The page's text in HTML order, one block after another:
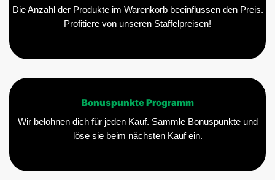
Die Anzahl der Produkte im Warenkorb beeinflussen den Preis.
Profitiere von unseren Staffelpreisen!
Bonuspunkte Programm
Wir belohnen dich für jeden Kauf. Sammle Bonuspunkte und
löse sie beim nächsten Kauf ein.